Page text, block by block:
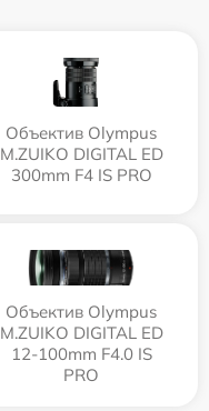
Объектив Olympus
M.ZUIKO DIGITAL ED
300mm F4 IS PRO
Объектив Olympus
M.ZUIKO DIGITAL ED
12‑100mm F4.0 IS
PRO